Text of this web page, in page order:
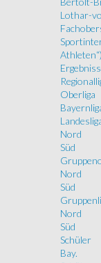
Lothar-
Athleten“)
Oberliga
Nord
Süd
Nord
Süd
Nord
Süd
Schüler
Bay.